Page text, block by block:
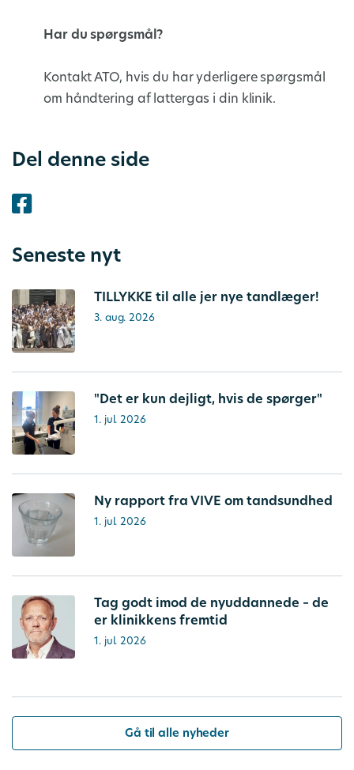
Har du spørgsmål?
Kontakt ATO, hvis du har yderligere spørgsmål
om håndtering af lattergas i din klinik.
Del denne side
Seneste nyt
TILLYKKE til alle jer nye tandlæger!
3. aug. 2026
"Det er kun dejligt, hvis de spørger"
1. jul. 2026
Ny rapport fra VIVE om tandsundhed
1. jul. 2026
Tag godt imod de nyuddannede – de
er klinikkens fremtid
1. jul. 2026
Gå til alle nyheder